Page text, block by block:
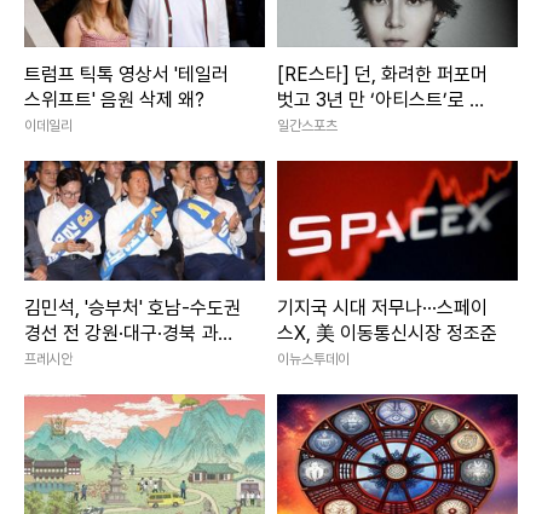
트럼프 틱톡 영상서 '테일러
스위프트' 음원 삭제 왜?
이데일리
[RE스타] 던, 화려한 퍼포머
벗고 3년 만 ‘아티스트’로 돌
아왔다
일간스포츠
김민석, '승부처' 호남-수도권
경선 전 강원·대구·경북 과반
승리
프레시안
기지국 시대 저무나···스페이
스X, 美 이동통신시장 정조준
이뉴스투데이